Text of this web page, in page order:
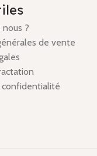
nous ?
de vente